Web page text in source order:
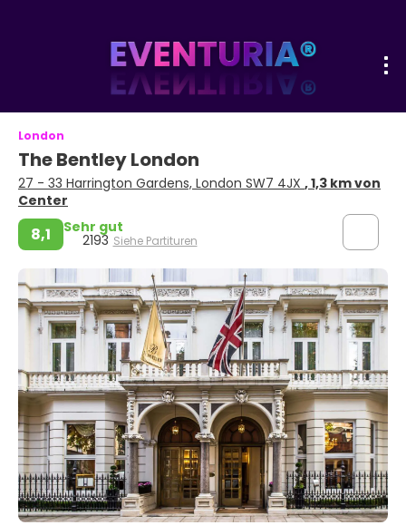
London
The Bentley London
27 - 33 Harrington Gardens, London SW7 4JX , 1,3 km von
Center
8,1 Sehr gut
2193 Siehe Partituren